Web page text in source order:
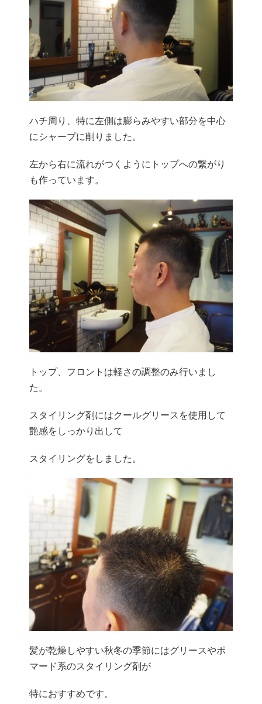
ハチ周り、 特に左側は膨らみやすい部分を中心
にシャープに削りました。
左から右に流れがつくようにトップへの繋がり
も作っています。
トップ、フロントは軽さの調整のみ行いまし
た。
スタイリング剤にはクールグリースを使用して
艶感をしっかり出して
スタイリングを しました。
髪が乾燥しやすい秋冬の季節にはグリースやポ
マード系のスタイリ ング剤が
特におすすめです。